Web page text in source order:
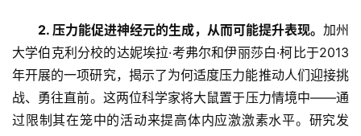
2. 压力能促进神经元的生成，从而可能提升表现。 加州
大学伯克利分校的达妮埃拉·考弗尔和伊丽莎白·柯比于2013
年开展的一项研究，揭示了为何适度压力能推动人们迎接挑
战、勇往直前。这两位科学家将大鼠置于压力情境中——通
过限制其在笼中的活动来提高体内应激激素水平。研究发